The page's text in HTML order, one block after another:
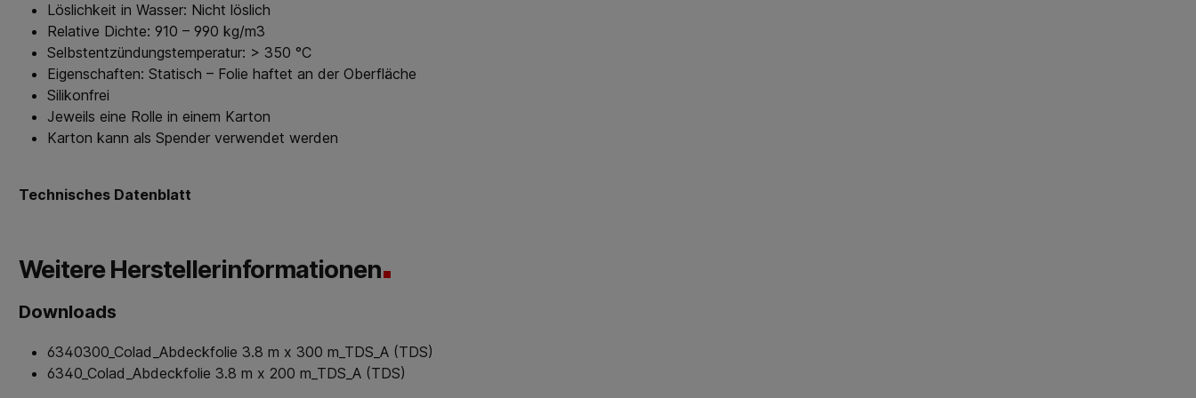
Löslichkeit in Wasser: Nicht löslich
Relative Dichte: 910 – 990 kg/m3
Selbstentzündungstemperatur: > 350 °C
Eigenschaften: Statisch – Folie haftet an der Oberfläche
Silikonfrei
Jeweils eine Rolle in einem Karton
Karton kann als Spender verwendet werden
Technisches Datenblatt
Weitere Herstellerinformationen
Downloads
6340300_Colad_Abdeckfolie 3.8 m x 300 m_TDS_A (TDS)
6340_Colad_Abdeckfolie 3.8 m x 200 m_TDS_A (TDS)